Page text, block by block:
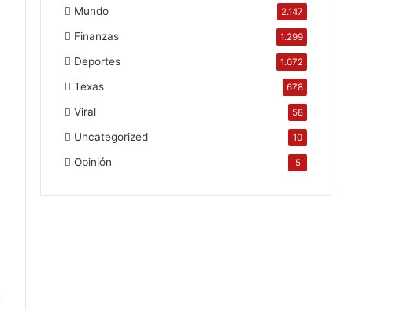
Mundo 2.147
Finanzas 1.299
Deportes 1.072
Texas 678
Viral 58
Uncategorized 10
Opinión 5